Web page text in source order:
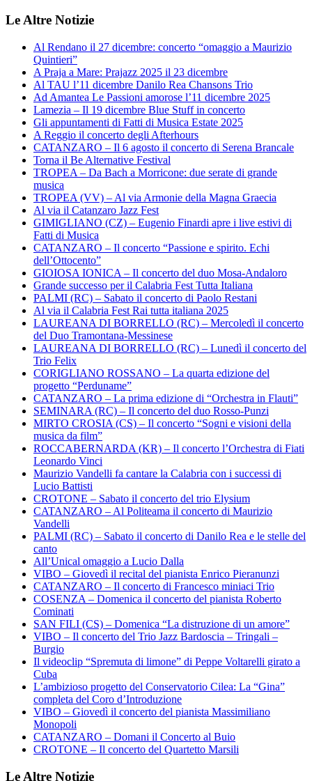
Le Altre Notizie
Al Rendano il 27 dicembre: concerto “omaggio a Maurizio
Quintieri”
A Praja a Mare: Prajazz 2025 il 23 dicembre
Al TAU l’11 dicembre Danilo Rea Chansons Trio
Ad Amantea Le Passioni amorose l’11 dicembre 2025
Lamezia – Il 19 dicembre Blue Stuff in concerto
Gli appuntamenti di Fatti di Musica Estate 2025
A Reggio il concerto degli Afterhours
CATANZARO – Il 6 agosto il concerto di Serena Brancale
Torna il Be Alternative Festival
TROPEA – Da Bach a Morricone: due serate di grande
musica
TROPEA (VV) – Al via Armonie della Magna Graecia
Al via il Catanzaro Jazz Fest
GIMIGLIANO (CZ) – Eugenio Finardi apre i live estivi di
Fatti di Musica
CATANZARO – Il concerto “Passione e spirito. Echi
dell’Ottocento”
GIOIOSA IONICA – Il concerto del duo Mosa-Andaloro
Grande successo per il Calabria Fest Tutta Italiana
PALMI (RC) – Sabato il concerto di Paolo Restani
Al via il Calabria Fest Rai tutta italiana 2025
LAUREANA DI BORRELLO (RC) – Mercoledì il concerto
del Duo Tramontana-Messinese
LAUREANA DI BORRELLO (RC) – Lunedì il concerto del
Trio Felix
CORIGLIANO ROSSANO – La quarta edizione del
progetto “Perduname”
CATANZARO – La prima edizione di “Orchestra in Flauti”
SEMINARA (RC) – Il concerto del duo Rosso-Punzi
MIRTO CROSIA (CS) – Il concerto “Sogni e visioni della
musica da film”
ROCCABERNARDA (KR) – Il concerto l’Orchestra di Fiati
Leonardo Vinci
Maurizio Vandelli fa cantare la Calabria con i successi di
Lucio Battisti
CROTONE – Sabato il concerto del trio Elysium
CATANZARO – Al Politeama il concerto di Maurizio
Vandelli
PALMI (RC) – Sabato il concerto di Danilo Rea e le stelle del
canto
All’Unical omaggio a Lucio Dalla
VIBO – Giovedì il recital del pianista Enrico Pieranunzi
CATANZARO – Il concerto di Francesco miniaci Trio
COSENZA – Domenica il concerto del pianista Roberto
Cominati
SAN FILI (CS) – Domenica “La distruzione di un amore”
VIBO – Il concerto del Trio Jazz Bardoscia – Tringali –
Burgio
Il videoclip “Spremuta di limone” di Peppe Voltarelli girato a
Cuba
L’ambizioso progetto del Conservatorio Cilea: La “Gina”
completa del Coro d’Introduzione
VIBO – Giovedì il concerto del pianista Massimiliano
Monopoli
CATANZARO – Domani il Concerto al Buio
CROTONE – Il concerto del Quartetto Marsili
Le Altre Notizie